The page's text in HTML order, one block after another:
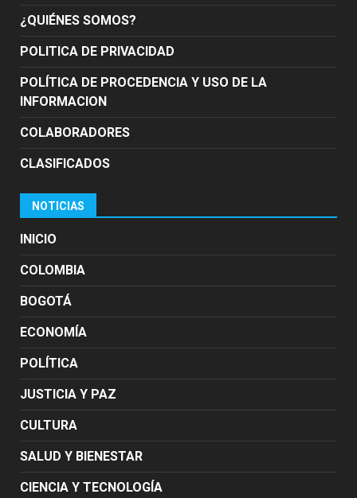
¿QUIÉNES SOMOS?
POLITICA DE PRIVACIDAD
POLÍTICA DE PROCEDENCIA Y USO DE LA
INFORMACION
COLABORADORES
CLASIFICADOS
NOTICIAS
INICIO
COLOMBIA
BOGOTÁ
ECONOMÍA
POLÍTICA
JUSTICIA Y PAZ
CULTURA
SALUD Y BIENESTAR
CIENCIA Y TECNOLOGÍA